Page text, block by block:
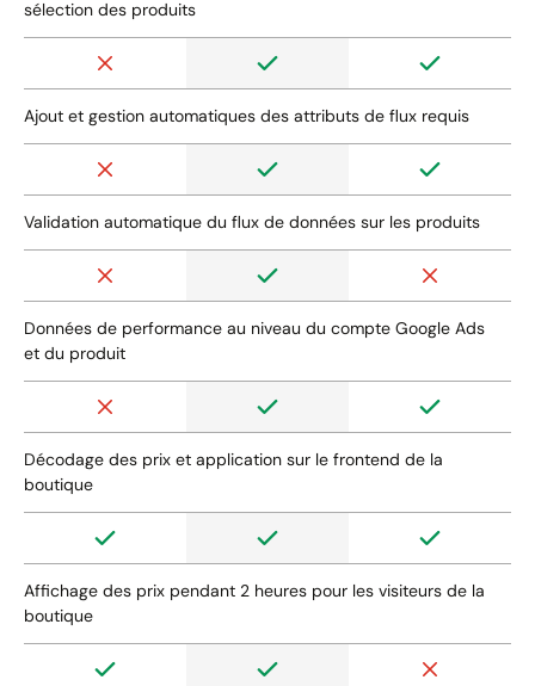
sélection des produits
Ajout et gestion automatiques des attributs de flux requis
Validation automatique du flux de données sur les produits
Données de performance au niveau du compte Google Ads
et du produit
Décodage des prix et application sur le frontend de la
boutique
Affichage des prix pendant 2 heures pour les visiteurs de la
boutique